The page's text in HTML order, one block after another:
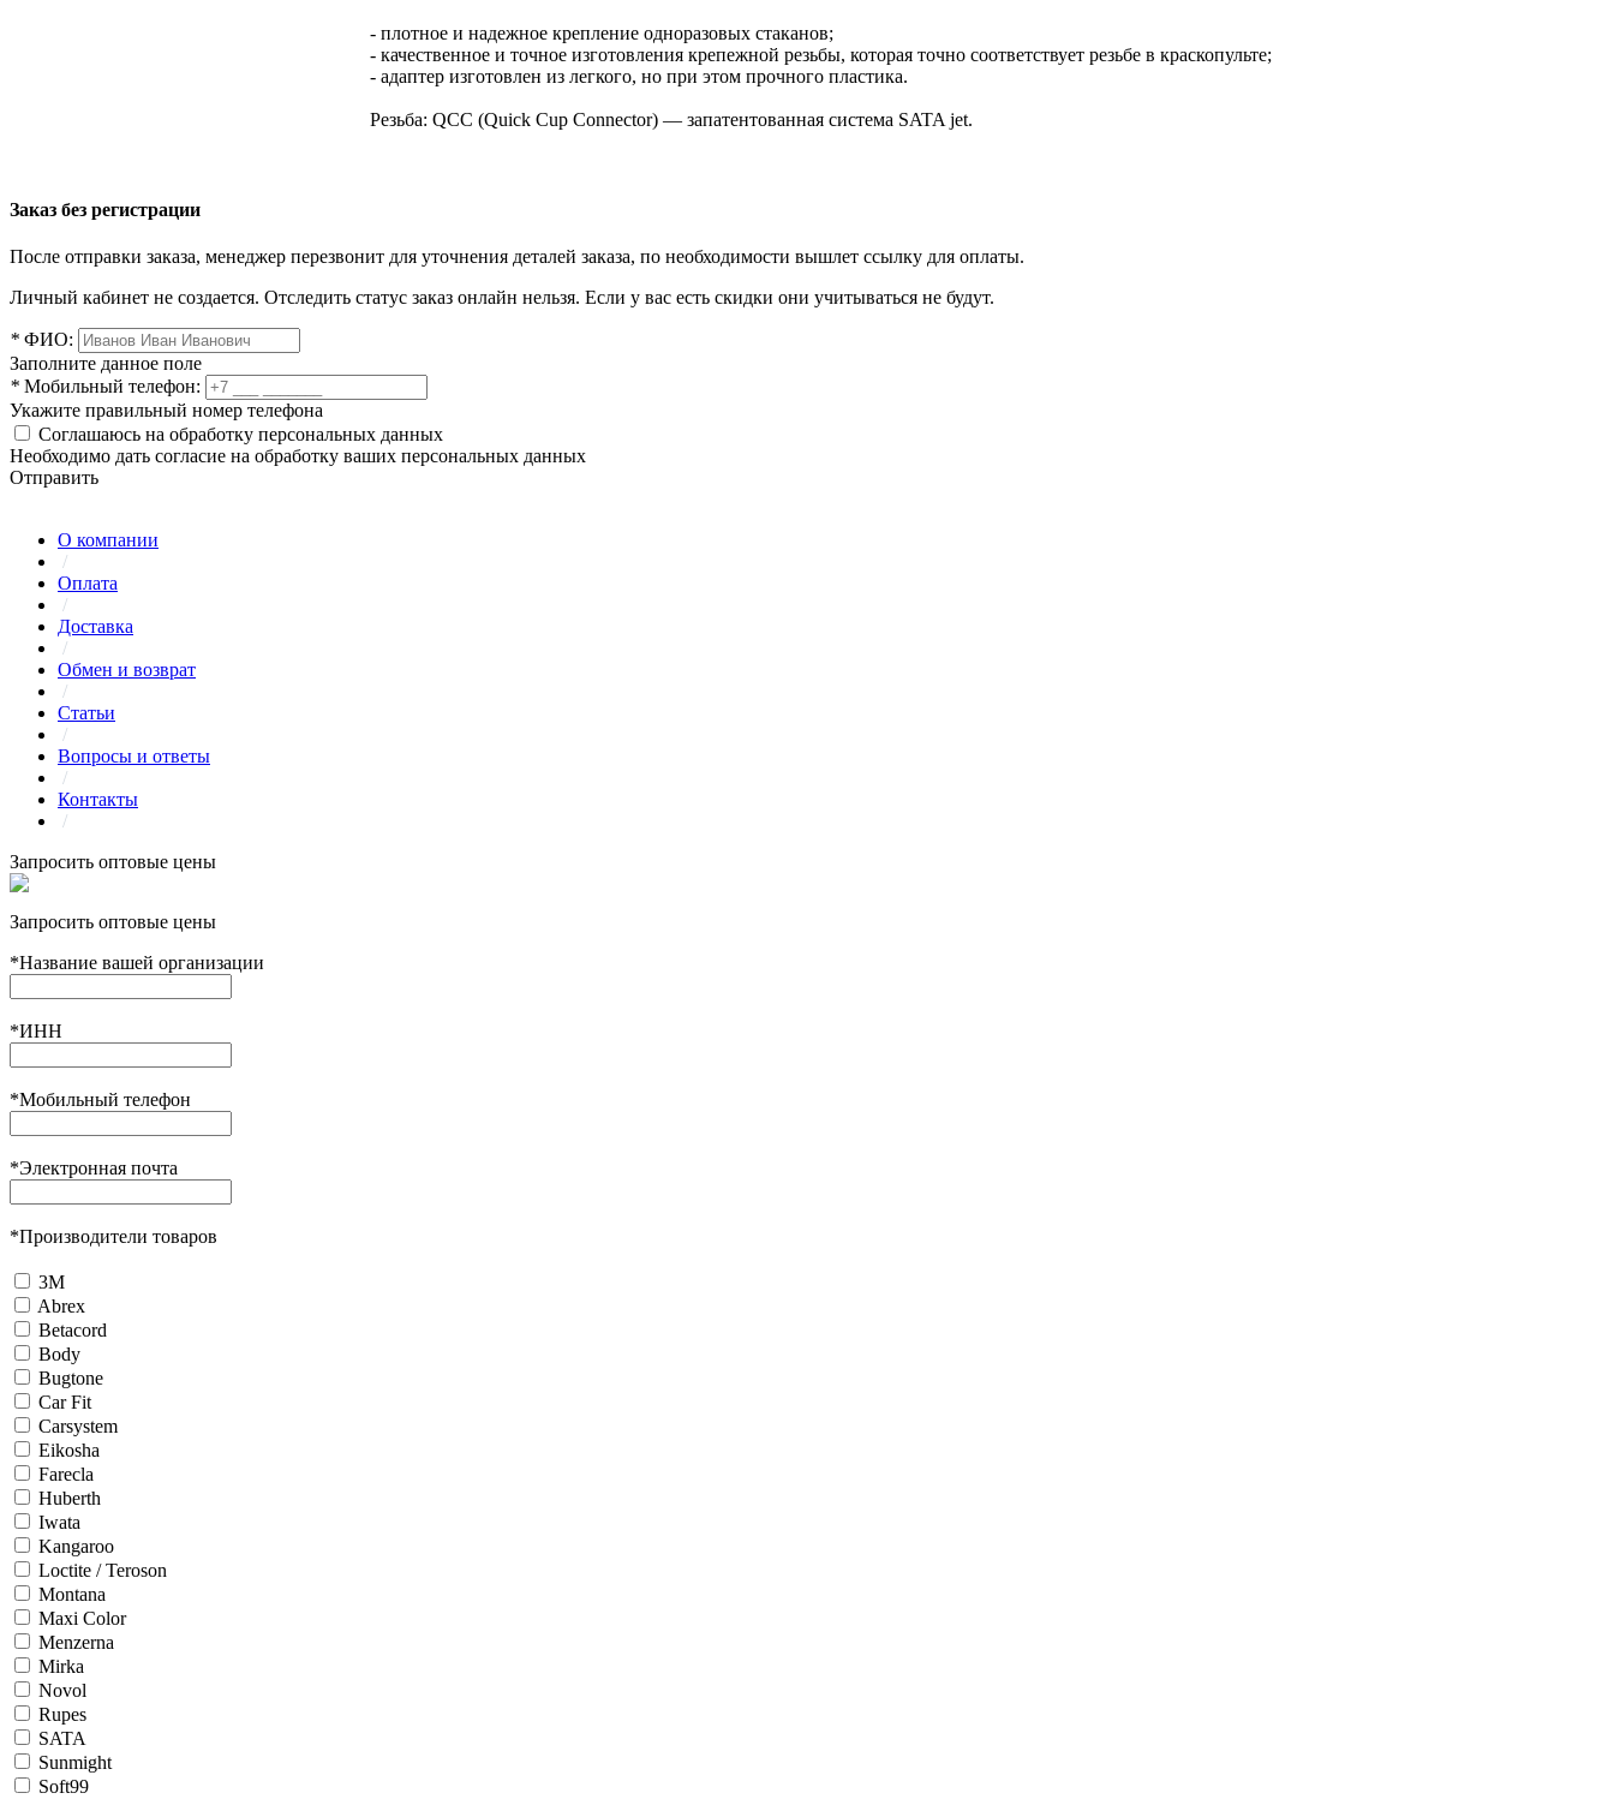
- плотное и надежное крепление одноразовых стаканов;
- качественное и точное изготовления крепежной резьбы, которая точно соответствует резьбе в краскопульте;
- адаптер изготовлен из легкого, но при этом прочного пластика.
Резьба: QCC (Quick Cup Connector) — запатентованная система SATA jet.
Заказ без регистрации
После отправки заказа, менеджер перезвонит для уточнения деталей заказа, по необходимости вышлет ссылку для оплаты.
Личный кабинет не создается. Отследить статус заказ онлайн нельзя. Если у вас есть скидки они учитываться не будут.
* ФИО:
Заполните данное поле
* Мобильный телефон:
Укажите правильный номер телефона
Соглашаюсь на обработку персональных данных
Необходимо дать согласие на обработку ваших персональных данных
Отправить
О компании
/
Оплата
/
Доставка
/
Обмен и возврат
/
Статьи
/
Вопросы и ответы
/
Контакты
/
Запросить оптовые цены
Запросить оптовые цены
*Название вашей организации
*ИНН
*Мобильный телефон
*Электронная почта
*Производители товаров
3М
Abrex
Betacord
Body
Bugtone
Car Fit
Carsystem
Eikosha
Farecla
Huberth
Iwata
Kangaroo
Loctite / Teroson
Montana
Maxi Color
Menzerna
Mirka
Novol
Rupes
SATA
Sunmight
Soft99